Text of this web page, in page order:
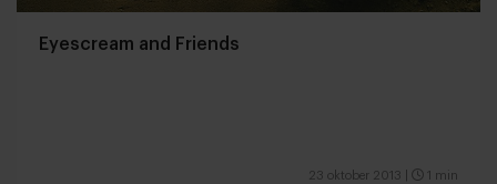
Eyescream and Friends
23 oktober 2013 1 min